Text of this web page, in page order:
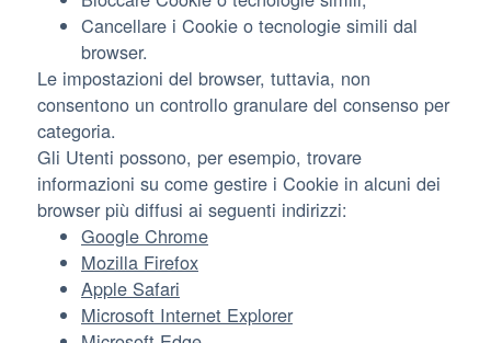
Cancellare i Cookie o tecnologie simili dal
browser.
Le impostazioni del browser, tuttavia, non
consentono un controllo granulare del consenso per
categoria.
Gli Utenti possono, per esempio, trovare
informazioni su come gestire i Cookie in alcuni dei
browser più diffusi ai seguenti indirizzi:
Google Chrome
Mozilla Firefox
Apple Safari
Microsoft Internet Explorer